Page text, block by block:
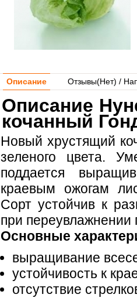
Описание Отзывы(Нет) /
Описание
кочанный
Новый хрустящий
зеленого цвета.
поддается
краевым ожогам
Сорт устойчив к
при переувлажнении
Основные
выращивание
устойчивость к
отсутствие